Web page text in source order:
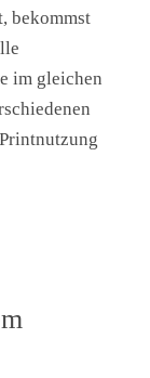
ich nicht
da
von mir
bekommst
im gleichen